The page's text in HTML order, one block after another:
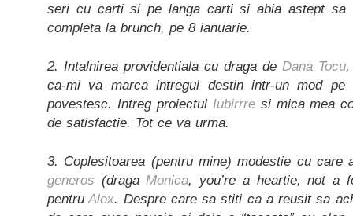
seri cu carti si pe langa carti si abia astept sa
completa la brunch, pe 8 ianuarie.
2. Intalnirea providentiala cu draga de Dana Tocu,
ca-mi va marca intregul destin intr-un mod
povestesc. Intreg proiectul Iubirrresi mica mea
de satisfactie. Tot ce va urma.
3. Coplesitoarea (pentru mine) modestie cu
generos (dragaMonica, you’re a heartie, not a
pentruAlex. Despre care sa stiti ca a reusit sa